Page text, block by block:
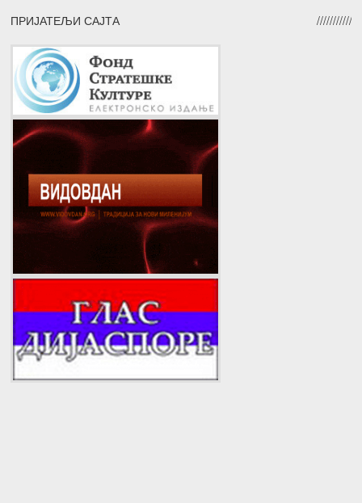
ПРИЈАТЕЉИ САЈТА